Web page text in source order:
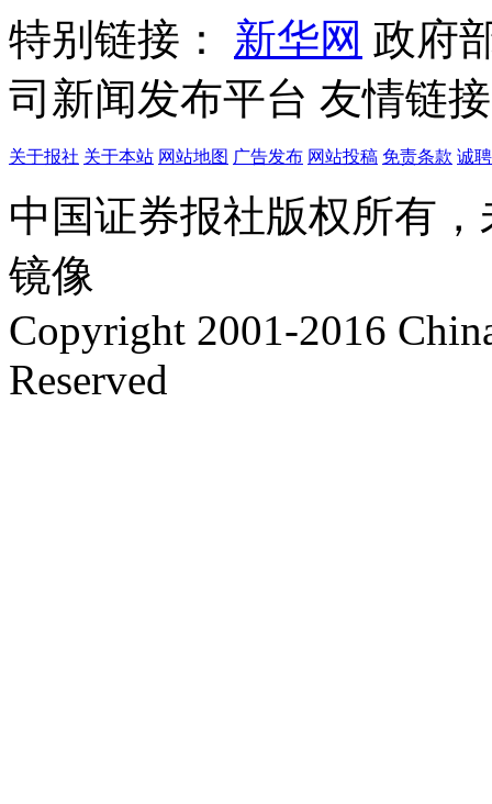
特别链接： 新华网 政府
司新闻发布平台 友情链接
关于报社 关于本站 网站地图 广告发布 网站投稿 免责条款 诚
中国证券报社版权所有
镜像
Copyright 2001-2016
Reserved